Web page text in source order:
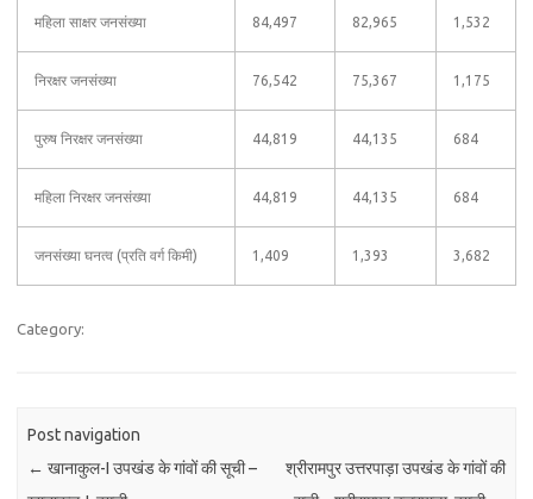
महिला साक्षर जनसंख्या 84,497 82,965 1,532
निरक्षर जनसंख्या 76,542 75,367 1,175
पुरुष निरक्षर जनसंख्या 44,819 44,135 684
महिला निरक्षर जनसंख्या 44,819 44,135 684
जनसंख्या घनत्व (प्रति वर्ग किमी) 1,409 1,393 3,682
Category:
Post navigation
← खानाकुल-I उपखंड के गांवों की सूची –
श्रीरामपुर उत्तरपाड़ा उपखंड के गांवों की